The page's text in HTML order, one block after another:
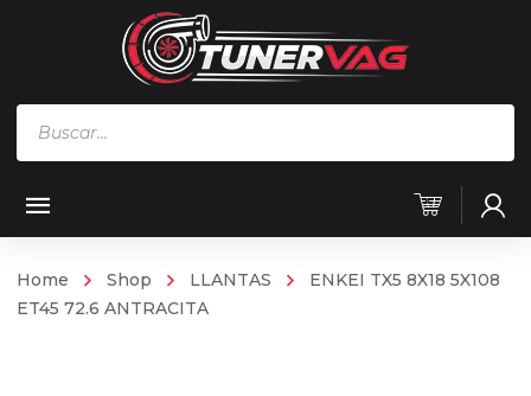
Home Shop LLANTAS
ENKEI TX5 8X18 5X108
ET45 72.6 ANTRACITA